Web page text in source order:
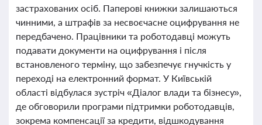
застрахованих осіб. Паперові книжки залишаються
чинними, а штрафів за несвоєчасне оцифрування не
передбачено. Працівники та роботодавці можуть
подавати документи на оцифрування і після
встановленого терміну, що забезпечує гнучкість у
переході на електронний формат. У Київській
області відбулася зустріч «Діалог влади та бізнесу»,
де обговорили програми підтримки роботодавців,
зокрема компенсації за кредити, відшкодування